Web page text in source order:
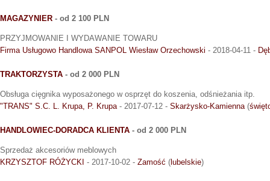
MAGAZYNIER - od 2 100 PLN
PRZYJMOWANIE I WYDAWANIE TOWARU
Firma Usługowo Handlowa SANPOL Wiesław Orzechowski - 2018-04-11 -
TRAKTORZYSTA - od 2 000 PLN
Obsługa cięgnika wyposażonego w osprzęt do koszenia, odśnieżania itp.
"TRANS" S.C. L. Krupa, P. Krupa- 2017-07-12 - Skarżysko-Kamienna(
HANDLOWIEC-DORADCA KLIENTA - od 2 000 PLN
Sprzedaż akcesoriów meblowych
KRZYSZTOF RÓŻYCKI - 2017-10-02 - Zamość ( lubelskie)